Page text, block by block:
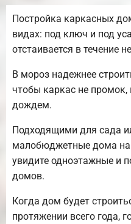
Постройка каркасных
видах: под ключ и под
отстаивается в течение
В мороз надежнее
чтобы каркас не промок,
дождем.
Подходящими для сада
малобюджетные дома на
увидите одноэтажные и
домов.
Когда дом будет
протяжении всего года,